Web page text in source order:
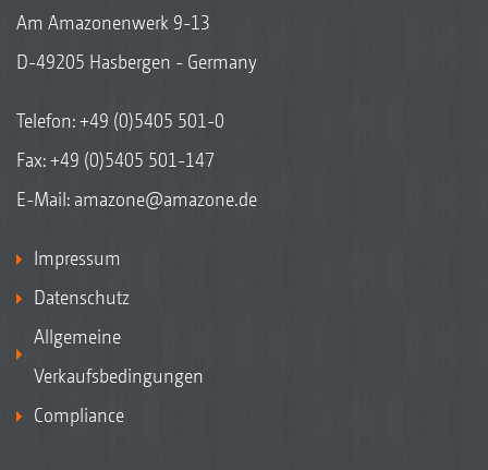
Am Amazonenwerk 9-13
D-49205 Hasbergen - Germany
Telefon:+49 (0)5405 501-0
Fax: +49 (0)5405 501-147
E-Mail: amazone@amazone.de
Impressum
Datenschutz
Allgemeine
Verkaufsbedingungen
Compliance